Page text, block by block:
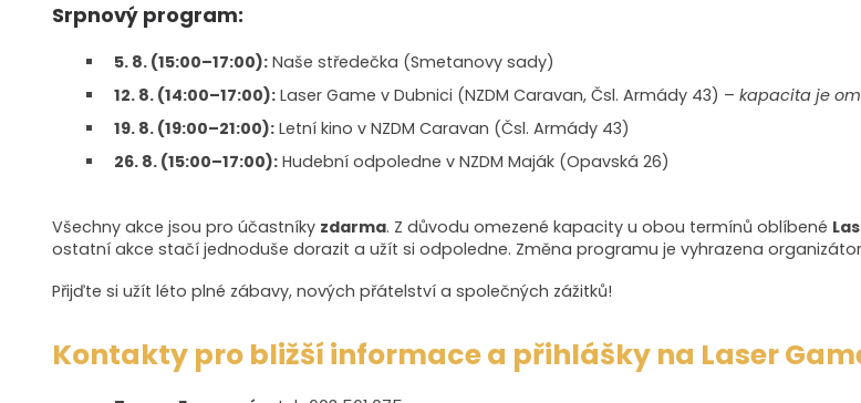
Srpnový program:
5. 8. (15:00–17:00): Naše středečka (Smetanovy sady)
12. 8. (14:00–17:00): Laser Game v Dubnici (NZDM Caravan, Čsl. Armády 43) – kapacita je
19. 8. (19:00–21:00): Letní kino v NZDM Caravan (Čsl. Armády 43)
26. 8. (15:00–17:00): Hudební odpoledne v NZDM Maják (Opavská 26)
Všechny akce jsou pro účastníky zdarma. Z důvodu omezené kapacity u obou termínů oblíbené
ostatní akce stačí jednoduše dorazit a užít si odpoledne. Změna programu je vyhrazena
Přijďte si užít léto plné zábavy, nových přátelství a společných zážitků!
Kontakty pro bližší informace a přihlášky na Laser